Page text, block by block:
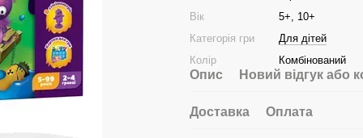
Вік
5+, 10+
Категорія гри
Для дітей
Колір
Комбінований
Опис Новий відгук або
Доставка Оплата